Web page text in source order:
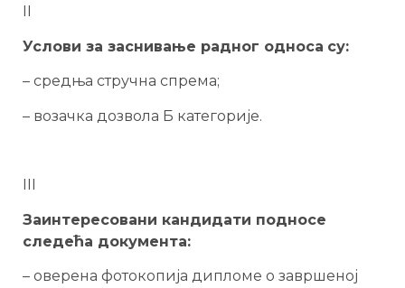
Услови за заснивање радног односа су:
– средња стручна спрема;
– возачка дозвола Б категорије.
Заинтересовани кандидати подносе
следећа документа:
– оверена фотокопија дипломе о завршеној